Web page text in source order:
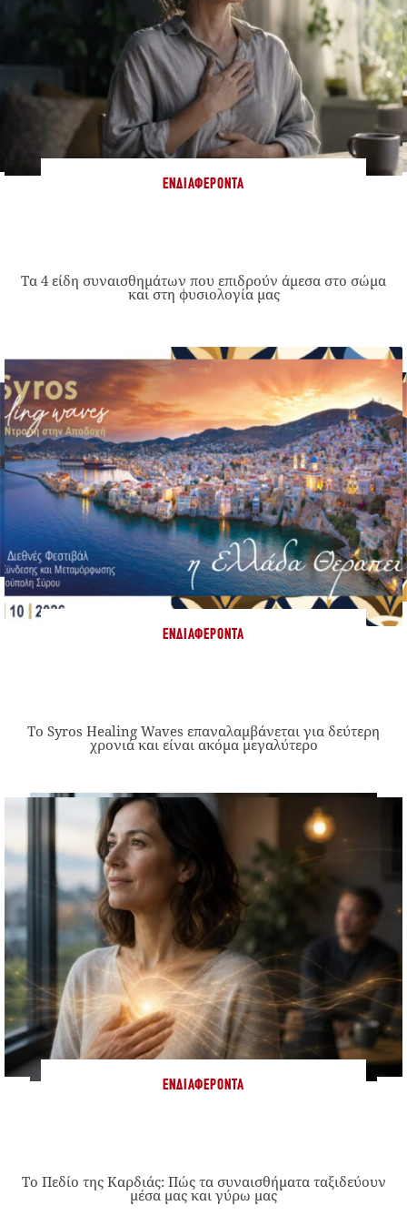
ΕΝΔΙΑΦΈΡΟΝΤΑ
Τα 4 είδη συναισθημάτων που επιδρούν άμεσα στο σώμα
και στη φυσιολογία μας
ΕΝΔΙΑΦΈΡΟΝΤΑ
Το Syros Healing Waves επαναλαμβάνεται για δεύτερη
χρονιά και είναι ακόμα μεγαλύτερο
ΕΝΔΙΑΦΈΡΟΝΤΑ
Το Πεδίο της Καρδιάς: Πώς τα συναισθήματα ταξιδεύουν
μέσα μας και γύρω μας